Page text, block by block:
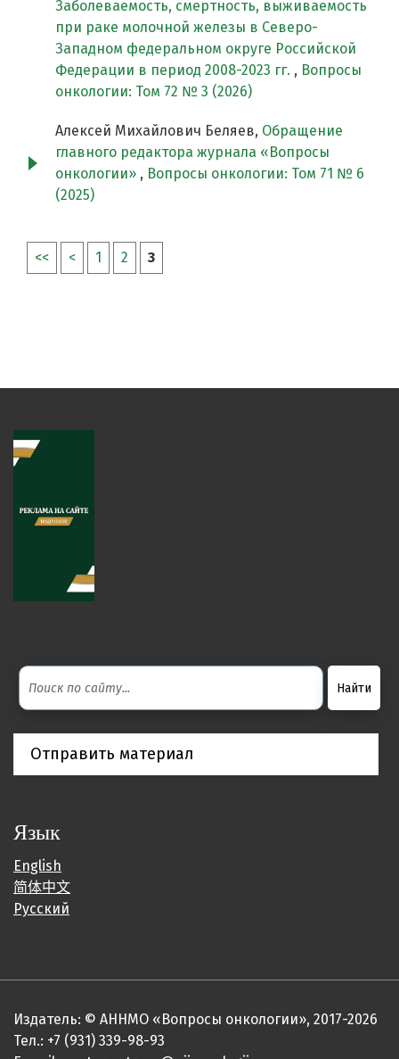
Заболеваемость, смертность, выживаемость
при раке молочной железы в Северо-
Западном федеральном округе Российской
Федерации в период 2008-2023 гг. , Вопросы
онкологии: Том 72 № 3 (2026)
Алексей Михайлович Беляев, Обращение
главного редактора журнала «Вопросы
онкологии» , Вопросы онкологии: Том 71 № 6
(2025)
<< < 1 2 3
Отправить материал
Язык
English
简体中文
Русский
Издатель: © АННМО «Вопросы онкологии», 2017-2026
Тел.: +7 (931) 339-98-93